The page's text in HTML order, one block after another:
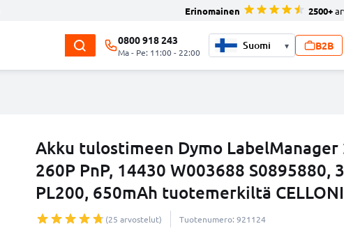
Erinomainen 2500+
0800 918 243
Ma - Pe: 11:00 - 22:00
▾ B2B
Akku tulostimeen Dymo LabelManager
260P PnP, 14430 W003688 S0895880,
PL200, 650mAh tuotemerkiltä
(25 arvostelut) Tuotenumero: 921124